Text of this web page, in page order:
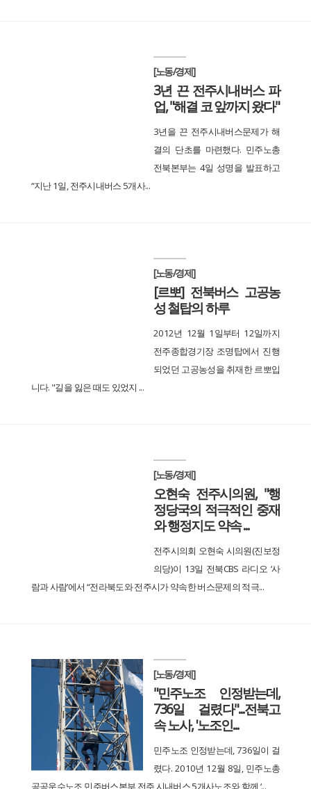
[노동/경제]
3년 끈 전주시내버스 파
업, "해결 코 앞까지 왔다"
3년을 끈 전주시내버스문제가 해
결의 단초를 마련했다. 민주노총
전북본부는 4일 성명을 발표하고
“지난 1일, 전주시내버스 5개사...
[노동/경제]
[르뽀] 전북버스 고공농
성 철탑의 하루
2012년 12월 1일부터 12일까지
전주종합경기장 조명탑에서 진행
되었던 고공농성을 취재한 르뽀입
니다. "길을 잃은 때도 있었지 ...
[노동/경제]
오현숙 전주시의원, "행
정당국의 적극적인 중재
와 행정지도 약속 ...
전주시의회 오현숙 시의원(진보정
의당)이 13일 전북CBS 라디오 ‘사
람과 사람’에서 “전라북도와 전주시가 약속한 버스문제의 적극...
[노동/경제]
"민주노조 인정받는데,
736일 걸렸다"...전북고
속 노사, '노조인...
민주노조 인정받는데, 736일이 걸
렸다. 2010년 12월 8일, 민주노총
공공운수노조 민주버스본부 전주 시내버스 5개사노조와 함께 ‘...